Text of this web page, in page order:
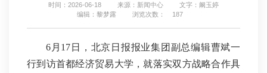
时间：2026-06-18 来源：新闻中心
文字：阚玉婷
编辑：黎梦露
浏览次数： 187
6月17日， 北京日报报业集团副总编辑曹斌一
行到访首都经济贸易大学，就落实双方战略合作具